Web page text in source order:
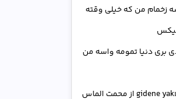
زخمام من که خیلی وقته
بری دنیا تمومه واسه من
دانلود آهنگ ترکی gidene yakıyorum از محمت الماس